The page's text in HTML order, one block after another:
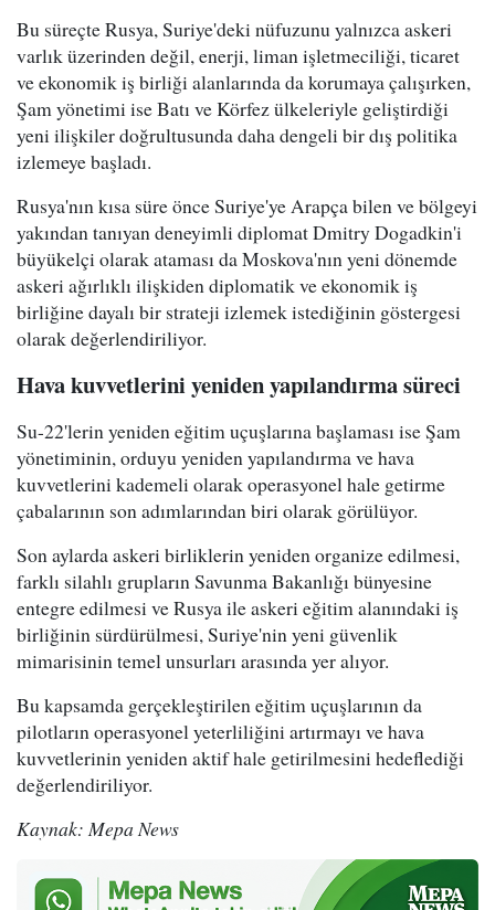
Bu süreçte Rusya, Suriye'deki nüfuzunu yalnızca askeri
varlık üzerinden değil, enerji, liman işletmeciliği, ticaret
ve ekonomik iş birliği alanlarında da korumaya çalışırken,
Şam yönetimi ise Batı ve Körfez ülkeleriyle geliştirdiği
yeni ilişkiler doğrultusunda daha dengeli bir dış politika
izlemeye başladı.
Rusya'nın kısa süre önce Suriye'ye Arapça bilen ve bölgeyi
yakından tanıyan deneyimli diplomat Dmitry Dogadkin'i
büyükelçi olarak ataması da Moskova'nın yeni dönemde
askeri ağırlıklı ilişkiden diplomatik ve ekonomik iş
birliğine dayalı bir strateji izlemek istediğinin göstergesi
olarak değerlendiriliyor.
Hava kuvvetlerini yeniden yapılandırma süreci
Su-22'lerin yeniden eğitim uçuşlarına başlaması ise Şam
yönetiminin, orduyu yeniden yapılandırma ve hava
kuvvetlerini kademeli olarak operasyonel hale getirme
çabalarının son adımlarından biri olarak görülüyor.
Son aylarda askeri birliklerin yeniden organize edilmesi,
farklı silahlı grupların Savunma Bakanlığı bünyesine
entegre edilmesi ve Rusya ile askeri eğitim alanındaki iş
birliğinin sürdürülmesi, Suriye'nin yeni güvenlik
mimarisinin temel unsurları arasında yer alıyor.
Bu kapsamda gerçekleştirilen eğitim uçuşlarının da
pilotların operasyonel yeterliliğini artırmayı ve hava
kuvvetlerinin yeniden aktif hale getirilmesini hedeflediği
değerlendiriliyor.
Kaynak: Mepa News